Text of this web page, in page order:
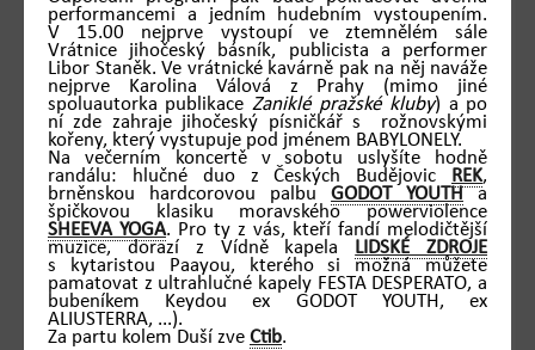
performancemi a jedním hudebním vystoupením.
V 15.00 nejprve vystoupí ve ztemnělém sále
Vrátnice jihočeský básník, publicista a performer
Libor Staněk. Ve vrátnické kavárně pak na něj naváže
nejprve Karolina Válová z Prahy (mimo jiné
spoluautorka publikace Zaniklé pražské kluby) a po
ní zde zahraje jihočeský písničkář s rožnovskými
kořeny, který vystupuje pod jménem BABYLONELY.
Na večerním koncertě v sobotu uslyšíte hodně
randálu: hlučné duo z Českých Budějovic REK,
brněnskou hardcorovou palbu GODOT YOUTHa
špičkovou klasiku moravského powerviolence
SHEEVA YOGA. Pro ty z vás, kteří fandí melodičtější
muzice, dorazí z Vídně kapela LIDSKÉ ZDROJE
s kytaristou Paayou, kterého si možná můžete
pamatovat z ultrahlučné kapely FESTA DESPERATO, a
bubeníkem Keydou ex GODOT YOUTH, ex
ALIUSTERRA, ...).
Za partu kolem Duší zve Ctib.